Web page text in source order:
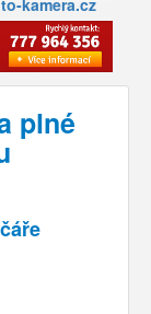
kamera.cz
plné